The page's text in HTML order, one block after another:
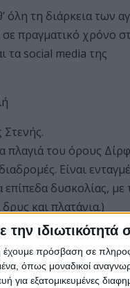
την ιδιωτικότητά
έχουμε πρόσβαση σε
όπως μοναδικοί
εξατομικευμένες
όλη τη διάρκεια των
πραγματικό χρόνο
τα social media της
πλαγιά του όρους
Είναι
δυσκολίας, με
και πλατάνια.)
“πράσινη” ανάπτυξη
εμπειρία